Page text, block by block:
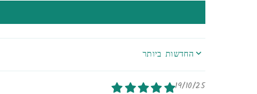
SORT BY
19/10/25